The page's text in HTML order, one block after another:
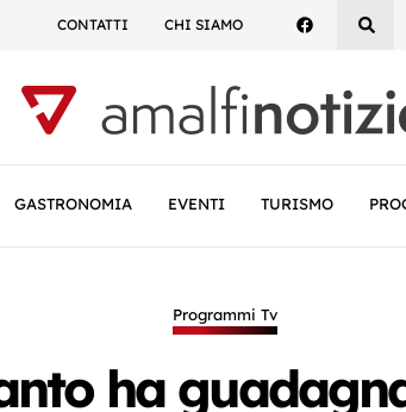
CONTATTI CHI SIAMO
GASTRONOMIA EVENTI TURISMO
Programmi Tv
ha